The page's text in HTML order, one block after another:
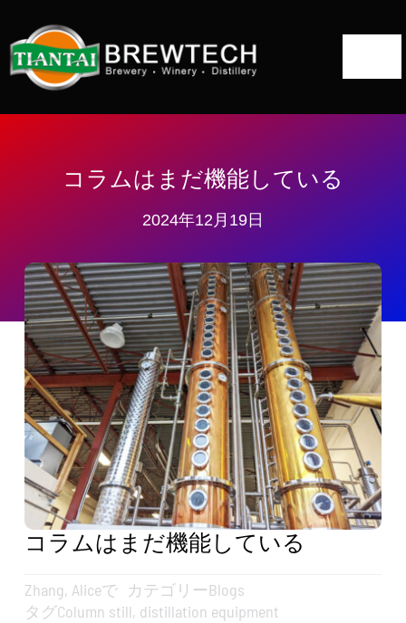
ン
テ
ツ
シ
ョ
ン
について
蒸留所ソリューション
蒸留装置
プロジェクト
ブログ
お見積もり
検
索
す
る：日本語
コラムはまだ機能している
2024年12月19日
コラムはまだ機能している
Zhang, Aliceで カテゴリーBlogs
タグColumn still, distillation equipment